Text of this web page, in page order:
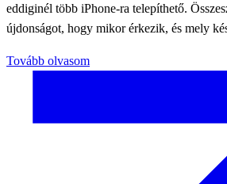
eddiginél több iPhone-ra telepíthető.
újdonságot, hogy mikor érkezik, és mely
Tovább olvasom